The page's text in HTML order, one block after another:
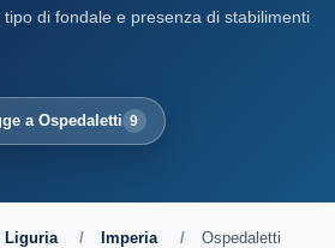
di fondale e presenza di stabilimenti
a Ospedaletti 9
Liguria / Imperia / Ospedaletti